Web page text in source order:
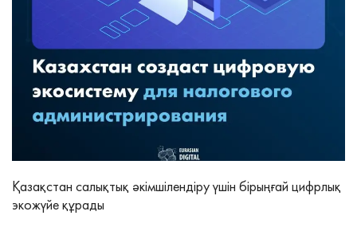
Қазақстан салықтық әкімшілендіру үшін бірыңғай цифрлық
экожүйе құрады